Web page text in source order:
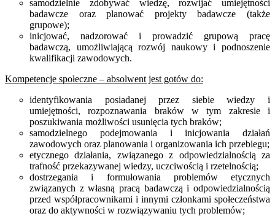
samodzielnie zdobywać wiedzę, rozwijać umiejętności
badawcze oraz planować projekty badawcze (także
grupowe);
inicjować, nadzorować i prowadzić grupową pracę
badawczą, umożliwiającą rozwój naukowy i podnoszenie
kwalifikacji zawodowych.
Kompetencje społeczne – absolwent jest gotów do:
identyfikowania posiadanej przez siebie wiedzy i
umiejętności, rozpoznawania braków w tym zakresie i
poszukiwania możliwości usunięcia tych braków;
samodzielnego podejmowania i inicjowania działań
zawodowych oraz planowania i organizowania ich przebiegu;
etycznego działania, związanego z odpowiedzialnością za
trafność przekazywanej wiedzy, uczciwością i rzetelnością;
dostrzegania i formułowania problemów etycznych
związanych z własną pracą badawczą i odpowiedzialnością
przed współpracownikami i innymi członkami społeczeństwa
oraz do aktywności w rozwiązywaniu tych problemów;